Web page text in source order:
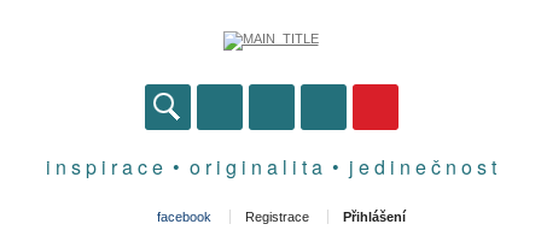
i n s p i r a c e • o r i g i n a l i t a • j e d i n e č n o s t
facebook Registrace Přihlášení